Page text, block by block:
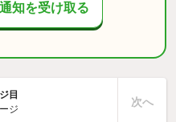
知を受け取る
目
ジ
次へ